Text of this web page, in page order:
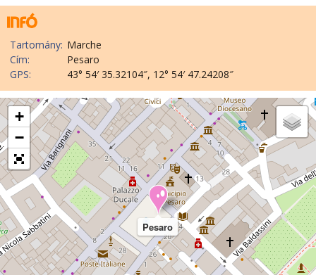
Tartomány: Marche
Cím:
Pesaro
GPS:
43° 54′ 35.32104″, 12° 54′ 47.24208″
Pesaro
+
−